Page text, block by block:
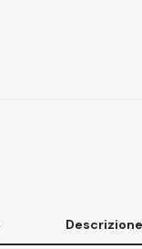
Descrizione